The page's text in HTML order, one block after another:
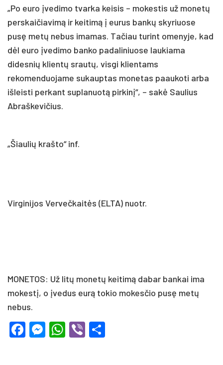
„Po euro įvedimo tvarka keisis – mokestis už monetų
perskaičiavimą ir keitimą į eurus bankų skyriuose
pusę metų nebus imamas. Tačiau turint omenyje, kad
dėl euro įvedimo banko padaliniuose laukiama
didesnių klientų srautų, visgi klientams
rekomenduojame sukauptas monetas paaukoti arba
išleisti perkant suplanuotą pirkinį“, – sakė Saulius
Abraškevičius.
„Šiaulių krašto“ inf.
Virginijos Vervečkaitės (ELTA) nuotr.
MONETOS: Už litų monetų keitimą dabar bankai ima
mokestį, o įvedus eurą tokio mokesčio pusę metų
nebus.
Facebook
Messenger
WhatsApp
Viber